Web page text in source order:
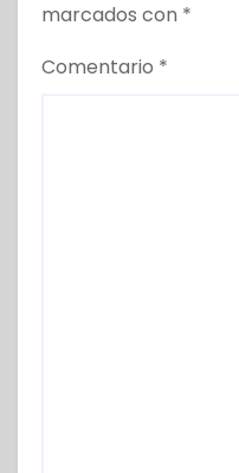
marcados con *
Comentario *